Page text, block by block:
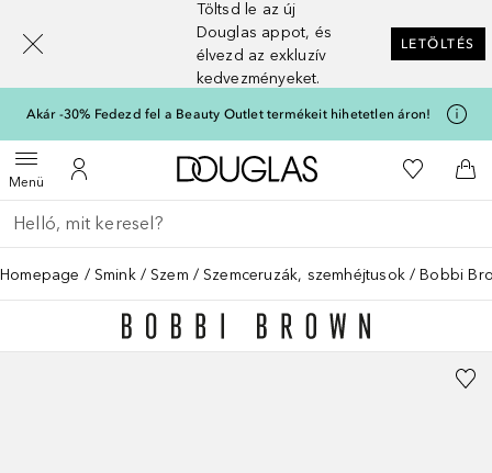
Töltsd le az új
Douglas appot, és
élvezd az exkluzív
kedvezményeket.
LETÖLTÉS
Akár -30% Fedezd fel a Beauty Outlet termékeit hihetetlen áron!
MenüMenü megnyitása
A fiókomhoz
A Douglas Főoldalra
A
Menj vissza
Keresés végrehajtása
Homepage Smink Szem Szemceruzák, szemhéjtusok Bobbi
[navigation.slideout.screenreader]